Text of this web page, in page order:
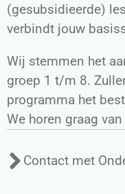
(gesubsidieerde)
verbindt jouw
Wij stemmen het
groep 1 t/m 8.
programma het
We horen graag van
Contact met